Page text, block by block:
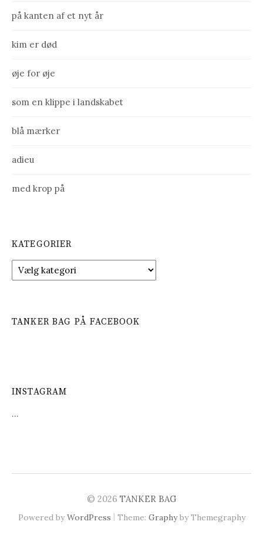
på kanten af et nyt år
kim er død
øje for øje
som en klippe i landskabet
blå mærker
adieu
med krop på
KATEGORIER
a
g
TANKER BAG PÅ FACEBOOK
INSTAGRAM
…
© 2026 TANKER BAG
Powered byWordPress | Theme: Graphyby Themegraphy